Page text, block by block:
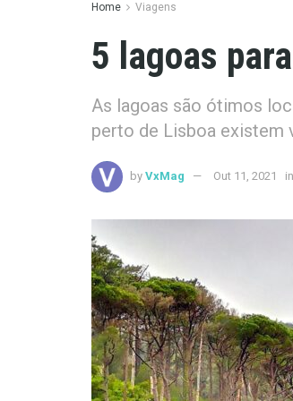
Home Viagens
5 lagoas
As lagoas são ótimos
perto de Lisboa existem
by VxMag Out 11, 2021 in